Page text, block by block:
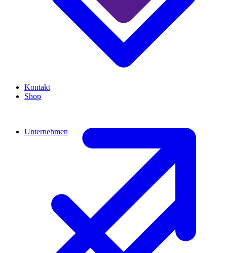
Kontakt
Shop
Unternehmen